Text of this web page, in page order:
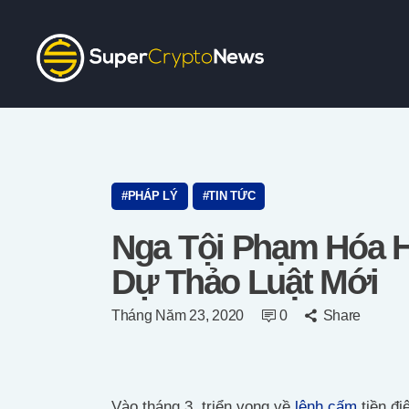
PHÁP LÝ TIN TỨC
Nga Tội Phạm Hóa
Dự Thảo Luật Mới
Tháng Năm 23, 2020 0 Share